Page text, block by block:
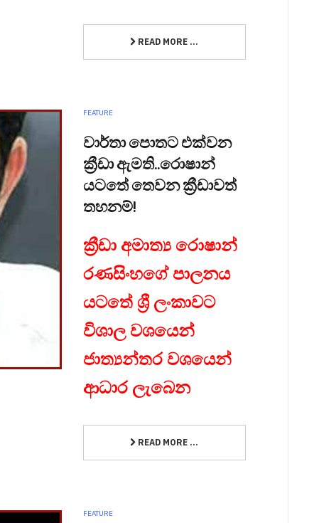
READ MORE ...
FEATURE
වාර්තා පොතට එක්වන
ක්‍රීඩා ඇමති..රොෂාන්
යටතේ තෙවන ක්‍රීඩාවත්
තහනම්!
ක්‍රීඩා අමාත්‍ය රොෂාන්
රණසිංහගේ පාලනය
යටතේ ශ්‍රී ලංකාවට
විශාල වශයෙන්
ජාත්‍යන්තර වශයෙන්
ආධාර ලැබෙන
READ MORE ...
FEATURE